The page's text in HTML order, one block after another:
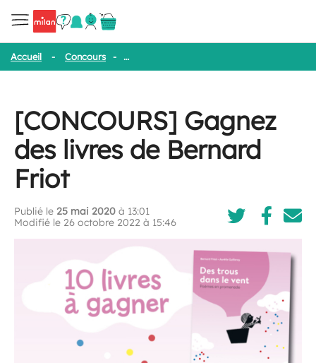
Accueil - Concours - [CONCOURS] Gagnez des livres de Bernard
[CONCOURS] Gagnez
des livres de Bernard
Friot
Publié le 25 mai 2020 à 13:01
Modifié le 26 octobre 2022 à 15:46